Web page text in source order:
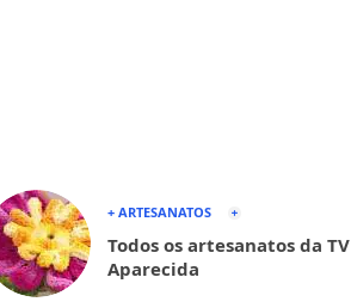
+ ARTESANATOS
Todos os artesanatos da TV
Aparecida